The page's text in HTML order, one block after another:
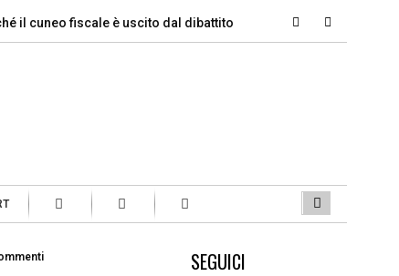
fiscale è uscito dal dibattito… Si parte, ecco quanti
SEGUICI